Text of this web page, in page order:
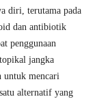
diri, terutama pada
dan antibiotik
penggunaan
jangka
untuk mencari
alternatif yang